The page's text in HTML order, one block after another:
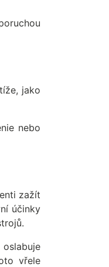
jako
nebo
zažít
účinky
vřele